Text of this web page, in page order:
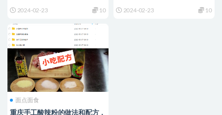
2024-02-23 10 2024-02-23 10
面点面食
重庆手工酸辣粉的做法和配方，